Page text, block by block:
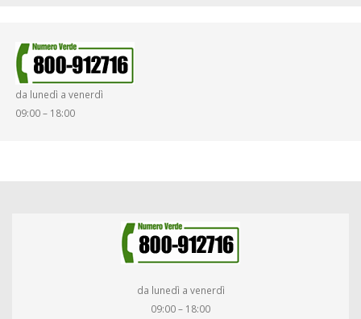
SMARRIMENTO OGGETTI
da lunedì a venerdì
09:00 – 18:00
da lunedì a venerdì
09:00 – 18:00